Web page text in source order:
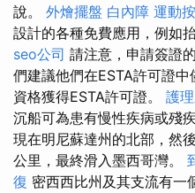
說。 外燴擺盤 白內障 運動
設計的各種免費應用，例如
seo公司 請注意，申請簽證
們建議他們在ESTA許可證
資格獲得ESTA許可證。 護
沉船可為患有慢性疾病或殘
現在明尼蘇達州的北部，然
公里，最終滑入墨西哥灣。
復 密西西比州及其支流有一